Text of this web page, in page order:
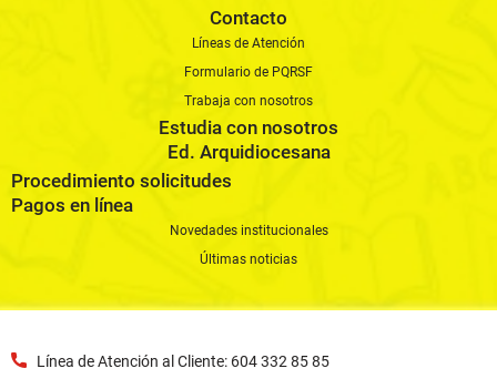
Contacto
Líneas de Atención
Formulario de PQRSF
Trabaja con nosotros
Estudia con nosotros
Ed. Arquidiocesana
Procedimiento solicitudes
Pagos en línea
Novedades institucionales
Últimas noticias
Línea de Atención al Cliente: 604 332 85 85